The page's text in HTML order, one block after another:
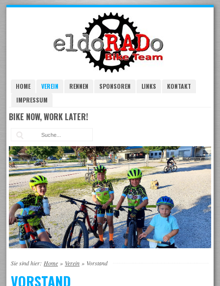
HOME VEREIN RENNEN SPONSOREN LINKS
KONTAKT
IMPRESSUM
BIKE NOW, WORK LATER!
Sie sind hier: Home » Verein » Vorstand
VORSTAND